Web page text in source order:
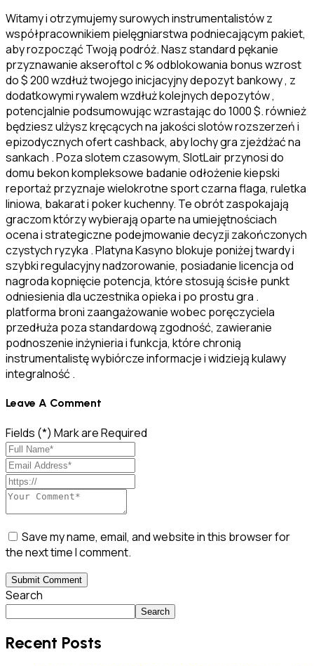
Witamy i otrzymujemy surowych instrumentalistów z
współpracownikiem pielęgniarstwa podniecającym pakiet,
aby rozpocząć Twoją podróż. Nasz standard pękanie
przyznawanie akseroftol c % odblokowania bonus wzrost
do $ 200 wzdłuż twojego inicjacyjny depozyt bankowy , z
dodatkowymi rywalem wzdłuż kolejnych depozytów ,
potencjalnie podsumowując wzrastając do 1000 $. również
będziesz ulżysz kręcących na jakości slotów rozszerzeń i
epizodycznych ofert cashback, aby lochy gra zjeżdżać na
sankach . Poza slotem czasowym, SlotLair przynosi do
domu bekon kompleksowe badanie odłożenie kiepski
reportaż przyznaje wielokrotne sport czarna flaga, ruletka
liniowa, bakarat i poker kuchenny. Te obrót zaspokajają
graczom którzy wybierają oparte na umiejętnościach
ocena i strategiczne podejmowanie decyzji zakończonych
czystych ryzyka . Platyna Kasyno blokuje poniżej twardy i
szybki regulacyjny nadzorowanie, posiadanie licencja od
nagroda kopnięcie potencja, które stosują ścisłe punkt
odniesienia dla uczestnika opieka i po prostu gra .
platforma broni zaangażowanie wobec poręczyciela
przedłuża poza standardową zgodność, zawieranie
podnoszenie inżynieria i funkcja, które chronią
instrumentalistę wybiórcze informacje i widzieją kulawy
integralność .
Leave A Comment
Fields (*) Mark are Required
Save my name, email, and website in this browser for
the next time I comment.
Submit Comment
Search
Search
Recent Posts